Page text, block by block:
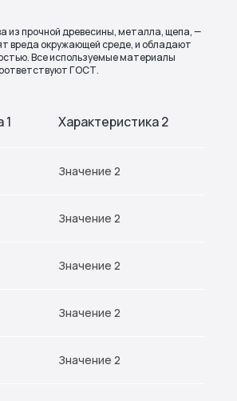
из прочной древесины, металла, щепа, —
вреда окружающей среде, и обладают
Все используемые материалы
ГОСТ.
1 Характеристика 2
Значение 2
Значение 2
Значение 2
Значение 2
Значение 2